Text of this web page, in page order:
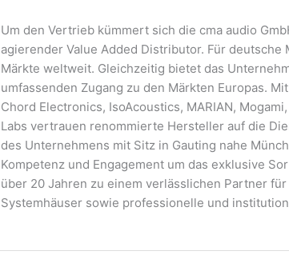
Um den Vertrieb kümmert sich die cma audio
agierender Value Added Distributor. Für
Märkte weltweit. Gleichzeitig bietet das
umfassenden Zugang zu den Märkten Europas.
Chord Electronics, IsoAcoustics, MARIAN,
Labs vertrauen renommierte Hersteller auf die
des Unternehmens mit Sitz in Gauting nahe
Kompetenz und Engagement um das exklusive
über 20 Jahren zu einem verlässlichen Partner
Systemhäuser sowie professionelle und